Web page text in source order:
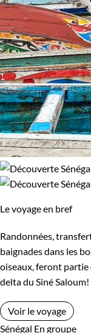
Le voyage en bref
Randonnées,
baignades dans les
oiseaux, feront partie
delta du Siné Saloum!
Voir le voyage
Sénégal En groupe